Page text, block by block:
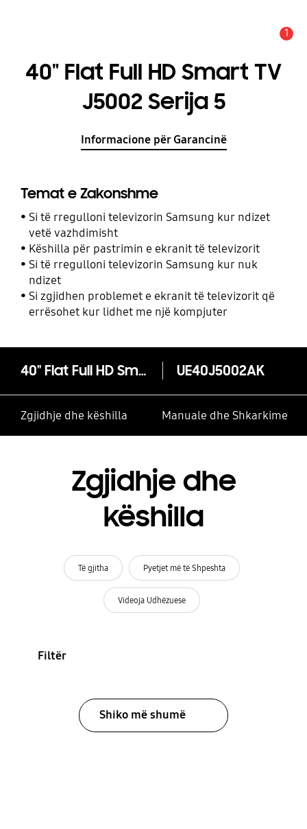
1
40" Flat Full HD Smart TV
J5002 Serija 5
Informacione për Garancinë
Temat e Zakonshme
Si të rregulloni televizorin Samsung kur ndizet
vetë vazhdimisht
Këshilla për pastrimin e ekranit të televizorit
Si të rregulloni televizorin Samsung kur nuk
ndizet
Si zgjidhen problemet e ekranit të televizorit që
errësohet kur lidhet me një kompjuter
40" Flat Full HD Smart TV J5002 Serija 5 UE40J5002AK
Zgjidhje dhe këshilla Manuale dhe Shkarkime
Zgjidhje dhe
këshilla
Të gjitha Pyetjet më të Shpeshta
Videoja Udhëzuese
Filtër
Shiko më shumë